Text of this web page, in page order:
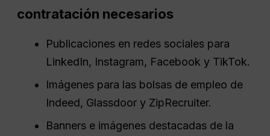
contratación necesarios
Publicaciones en redes sociales para
LinkedIn, Instagram, Facebook y TikTok.
Imágenes para las bolsas de empleo de
Indeed, Glassdoor y ZipRecruiter.
Banners e imágenes destacadas de la